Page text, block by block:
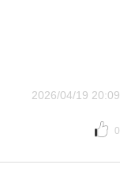
2026/04/19 20:09
0